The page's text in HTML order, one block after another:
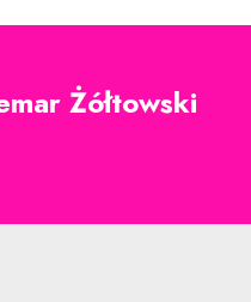
Żółtowski